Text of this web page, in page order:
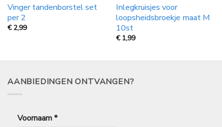
Vinger tandenborstel set
per 2
€ 2,99
Inlegkruisjes voor
loopsheidsbroekje maat M
10st
€ 1,99
AANBIEDINGEN ONTVANGEN?
Voornaam*